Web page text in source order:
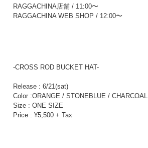
RAGGACHINA店舗 / 11:00〜
RAGGACHINA WEB SHOP / 12:00〜
-CROSS ROD BUCKET HAT-
Release : 6/21(sat)
Color :ORANGE / STONEBLUE / CHARCOAL
Size : ONE SIZE
Price : ¥5,500 + Tax